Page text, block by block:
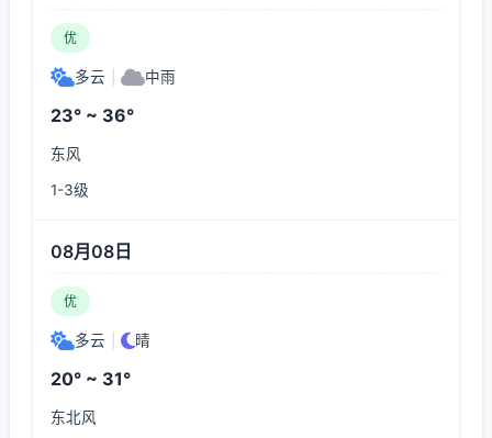
优
多云 中雨
23° ~ 36°
东风
1-3级
08月08日
优
多云 晴
20° ~ 31°
东北风